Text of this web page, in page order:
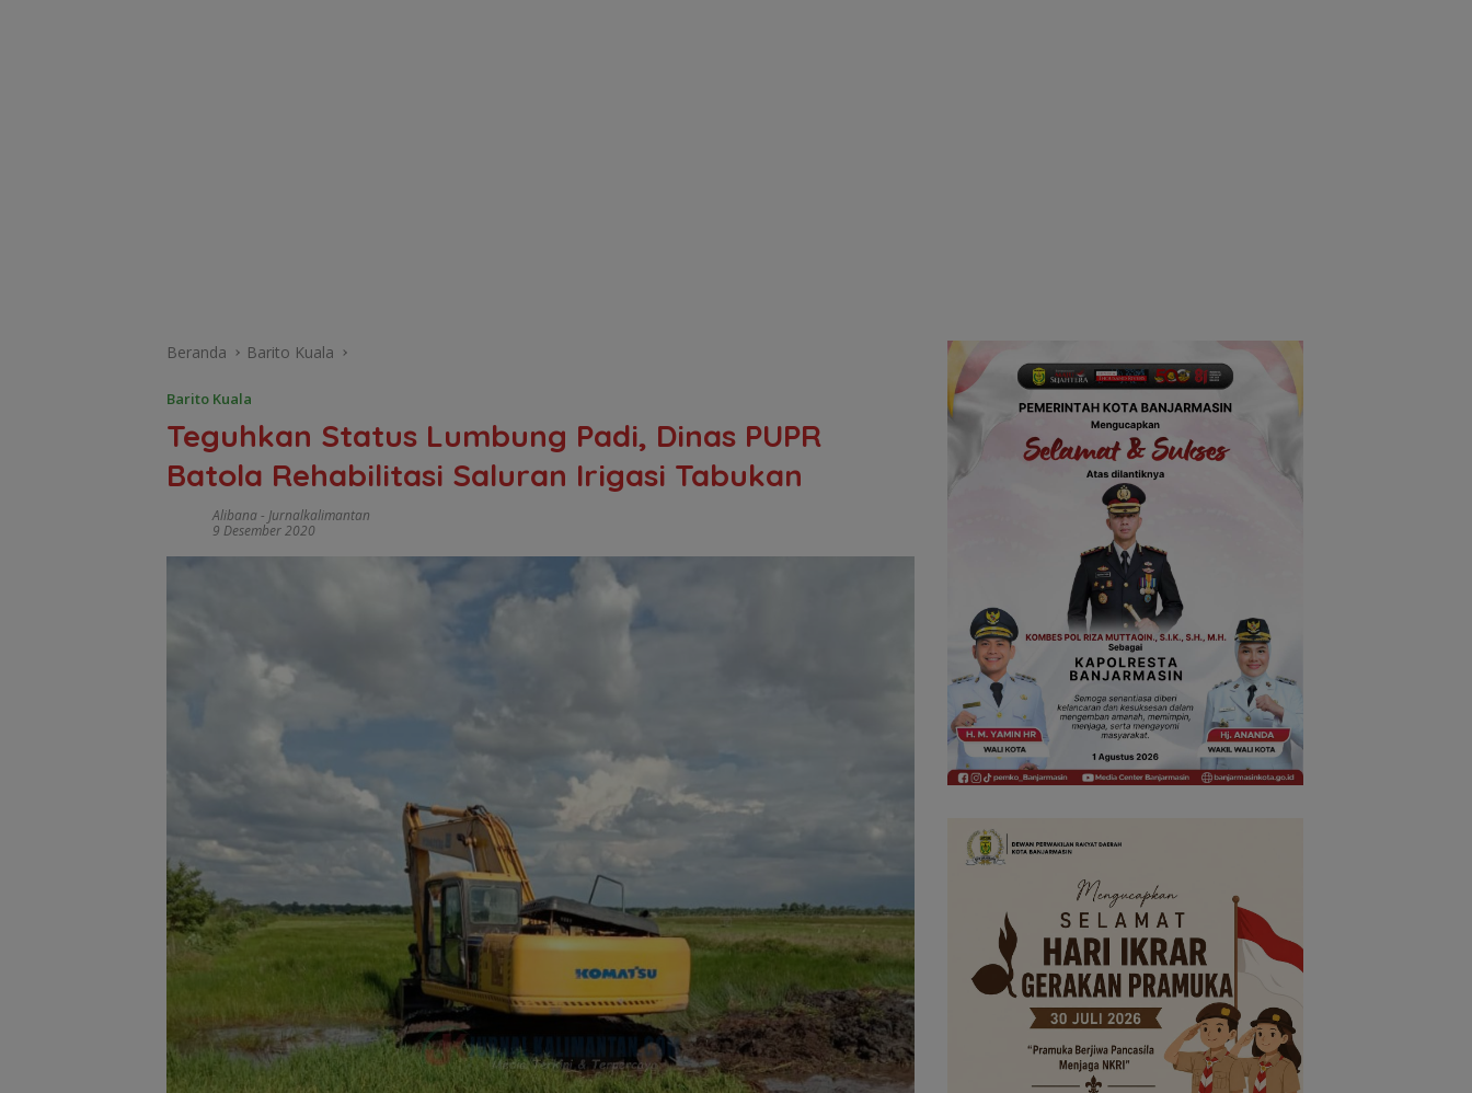
Beranda Barito Kuala
Barito Kuala
Teguhkan Status Lumbung Padi, Dinas PUPR
Batola Rehabilitasi Saluran Irigasi Tabukan
Alibana - Jurnalkalimantan
9 Desember 2020